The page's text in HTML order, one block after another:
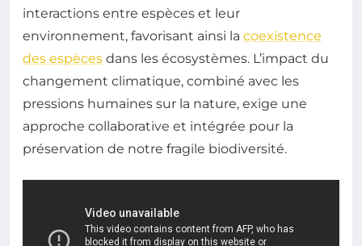
interactions entre espèces et leur
environnement, favorisant ainsi la coexistence
des espèces dans les écosystèmes. L’impact du
changement climatique, combiné avec les
pressions humaines sur la nature, exige une
approche collaborative et intégrée pour la
préservation de notre fragile biodiversité.